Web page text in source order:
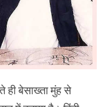
बेसाख्ता मुंह से